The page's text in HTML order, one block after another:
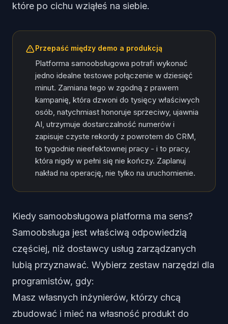
które po cichu wziąłeś na siebie.
Przepaść między demo a produkcją
Platforma samoobsługowa potrafi wykonać
jedno idealne testowe połączenie w dziesięć
minut. Zamiana tego w zgodną z prawem
kampanię, która dzwoni do tysięcy właściwych
osób, natychmiast honoruje sprzeciwy, ujawnia
AI, utrzymuje dostarczalność numerów i
zapisuje czyste rekordy z powrotem do CRM,
to tygodnie nieefektownej pracy - i to pracy,
która nigdy w pełni się nie kończy. Zaplanuj
nakład na operację, nie tylko na uruchomienie.
Kiedy samoobsługowa platforma ma sens?
Samoobsługa jest właściwą odpowiedzią
częściej, niż dostawcy usług zarządzanych
lubią przyznawać. Wybierz zestaw narzędzi dla
programistów, gdy:
Masz własnych inżynierów, którzy chcą
zbudować i mieć na własność produkt do